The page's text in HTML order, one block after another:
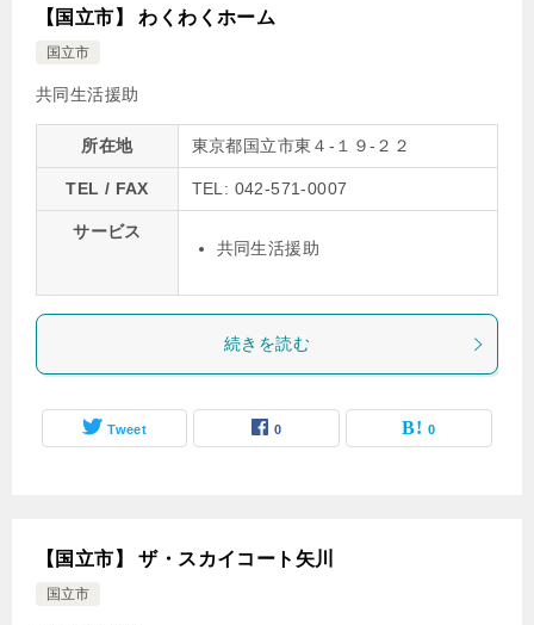
【国立市】 わくわくホーム
国立市
共同生活援助
所在地 東京都国立市東４-１９-２２
TEL / FAX TEL: 042-571-0007
サービス
共同生活援助
続きを読む
Tweet 0 0
【国立市】 ザ・スカイコート矢川
国立市